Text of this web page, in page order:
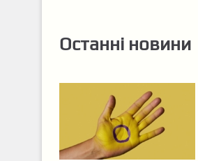
Останні новини